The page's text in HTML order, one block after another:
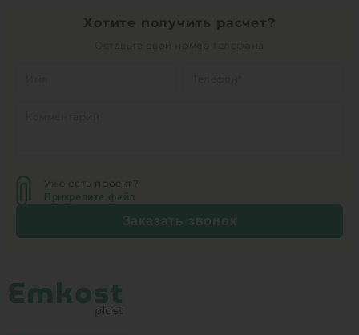
Хотите получить расчет?
Уже есть проект?
Прикрепите файл
Заказать звонок